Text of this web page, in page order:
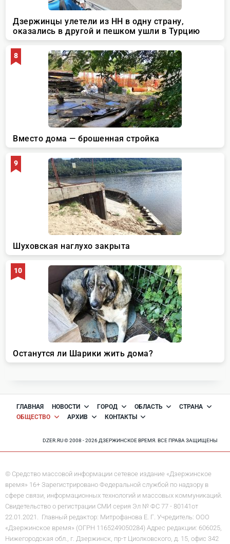
ГЛАВНАЯ НОВОСТИ ГОРОД ОБЛАСТЬ
СТРАНА
ОБЩЕСТВО
АРХИВ КОНТАКТЫ
DZER.RU © 2008 - 2026 ДЗЕРЖИНСКОЕ ВРЕМЯ. ВСЕ ПРАВА ЗАЩИЩЕНЫ
© Средство массовой информации сетевое издание «Дзержинское
время» 16+ Зарегистрировано Федеральной службой по надзору в
сфере связи, информационных технологий и массовых коммуникаций.
Свидетельство о регистрации СМИ серия Эл № ФС 77 - 80141от
22.01.2021. Главный редактор: Митрофанова Е. Г. Учредитель: ООО
«Дзержинское время» (ОГРН 1165249050284) Адрес редакции: 606025,
Нижегородская обл., г. Дзержинск, пр-т Циолковского, д. 15, офис 342